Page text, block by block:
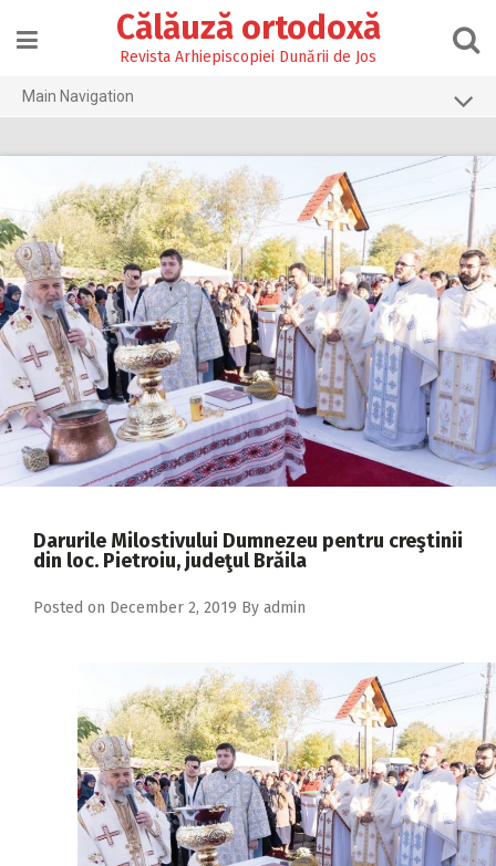
content
Călăuză ortodoxă
Revista Arhiepiscopiei Dunării de Jos
Main Navigation
2025
2024
2023
2022
2021
2020
2019
2017
Darurile Milostivului Dumnezeu pentru creştinii
din loc. Pietroiu, judeţul Brăila
Posted on December 2, 2019 By admin